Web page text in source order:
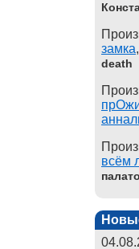
замка
death
всём